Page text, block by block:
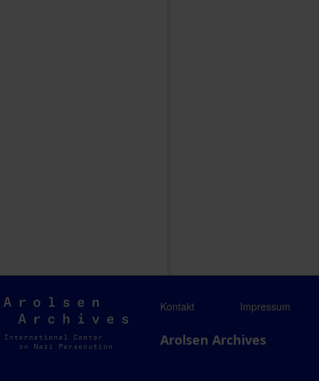
Arolsen
Archives
Kontakt Impressum
Arolsen Archives